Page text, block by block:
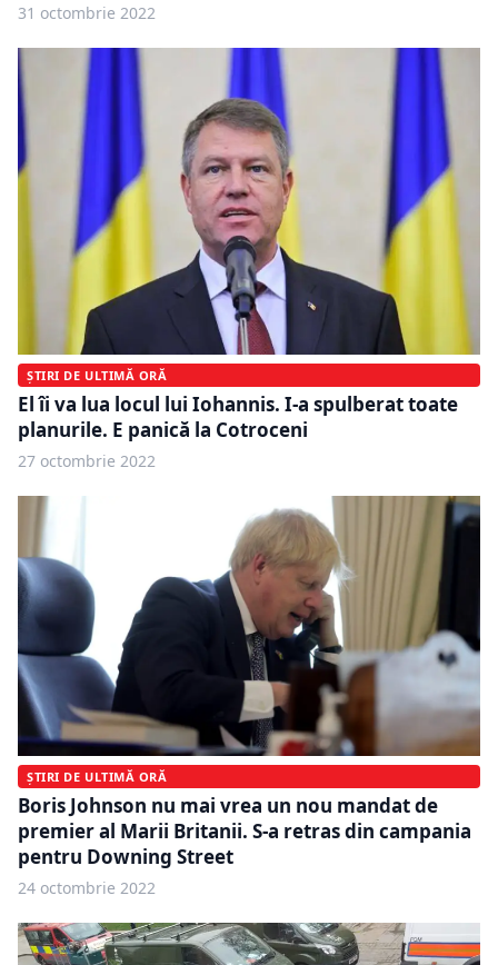
31 octombrie 2022
ȘTIRI DE ULTIMĂ ORĂ
El îi va lua locul lui Iohannis. I-a spulberat toate
planurile. E panică la Cotroceni
27 octombrie 2022
ȘTIRI DE ULTIMĂ ORĂ
Boris Johnson nu mai vrea un nou mandat de
premier al Marii Britanii. S-a retras din campania
pentru Downing Street
24 octombrie 2022